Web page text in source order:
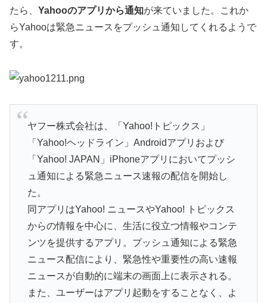
たら、 Yahooのアプリから通知が来ていました。これか
らYahooは緊急ニュースをプッシュ通知してくれるようで
す。
ヤフー株式会社は、「Yahoo!トピックス」
「Yahoo!ヘッドライン」Androidアプリおよび
「Yahoo! JAPAN」iPhoneアプリにおいてプッシ
ュ通知による緊急ニュース速報の配信を開始し
た。
同アプリはYahoo! ニュースやYahoo! トピックス
からの情報を中心に、生活に役立つ情報やコンテ
ンツを提供するアプリ。プッシュ通知による緊急
ニュース配信により、緊急性や重要性の高い速報
ニュースが自動的に端末の画面上に表示される。
また、ユーザーはアプリ起動をすることなく、よ